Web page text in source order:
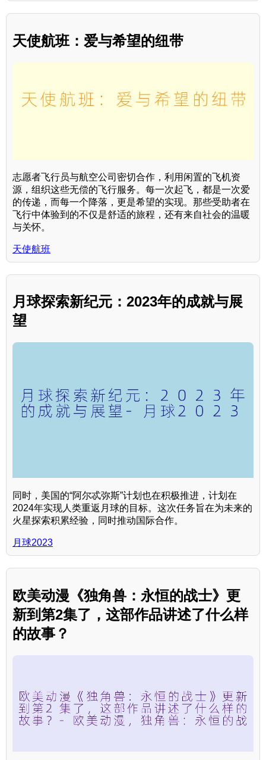
天使航班：爱与希望的纽带
志愿者飞行员与航空公司密切合作，利用闲置的飞机资
源，组织这些无偿的飞行服务。每一次起飞，都是一次爱
的传递，而每一个降落，更是希望的实现。那些受助者在
飞行中体验到的不仅是舒适的旅程，还有来自社会的温暖
与关怀。
天使航班
月球探索新纪元：2023年的成就与展
望
同时，美国的“阿尔忒弥斯”计划也在积极推进，计划在
2024年实现人类重返月球的目标。这次任务旨在为未来的
火星探索积累经验，同时推动国际合作。
月球2023
欧美动漫《独角兽：永恒的战士》更
新到第2集了，这部作品讲述了什么样
的故事？